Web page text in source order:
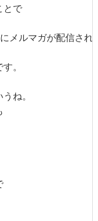
とで
メルマガが配信され
。
ね。